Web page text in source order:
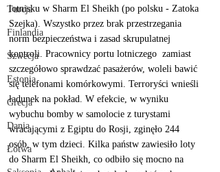
Turcja
Finlandia
Szwecja
Estonia
Grecja
Dania
Łotwa
lotnisku w Sharm El Sheikh (po polsku - Zatoka
Szejka). Wszystko przez brak przestrzegania
norm bezpieczeństwa i zasad skrupulatnej
kontroli. Pracownicy portu lotniczego  zamiast
szczegółowo sprawdzać pasażerów, woleli bawić
się telefonami komórkowymi. Terroryści wnieśli
ładunek na pokład. W efekcie, w wyniku
wybuchu bomby w samolocie z turystami
wracającymi z Egiptu do Rosji, zginęło 244
osób, w tym dzieci. Kilka państw zawiesiło loty
do Sharm El Sheikh, co odbiło się mocno na